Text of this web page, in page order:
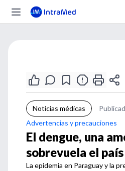
Noticias médicas
Advertencias y precauciones
El dengue, una
sobrevuela el país
La epidemia en Paraguay y la